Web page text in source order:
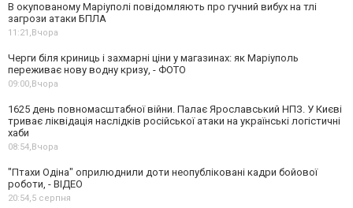
В окупованому Маріуполі повідомляють про гучний вибух на тлі
загрози атаки БПЛА
11:21,Вчора
Черги біля криниць і захмарні ціни у магазинах: як Маріуполь
переживає нову водну кризу, - ФОТО
09:00,Вчора
1625 день повномасштабної війни. Палає Ярославський НПЗ. У Києві
триває ліквідація наслідків російської атаки на українські логістичні
хаби
08:54,Вчора
"Птахи Одіна" оприлюднили доти неопубліковані кадри бойової
роботи, - ВІДЕО
20:54,5 серпня